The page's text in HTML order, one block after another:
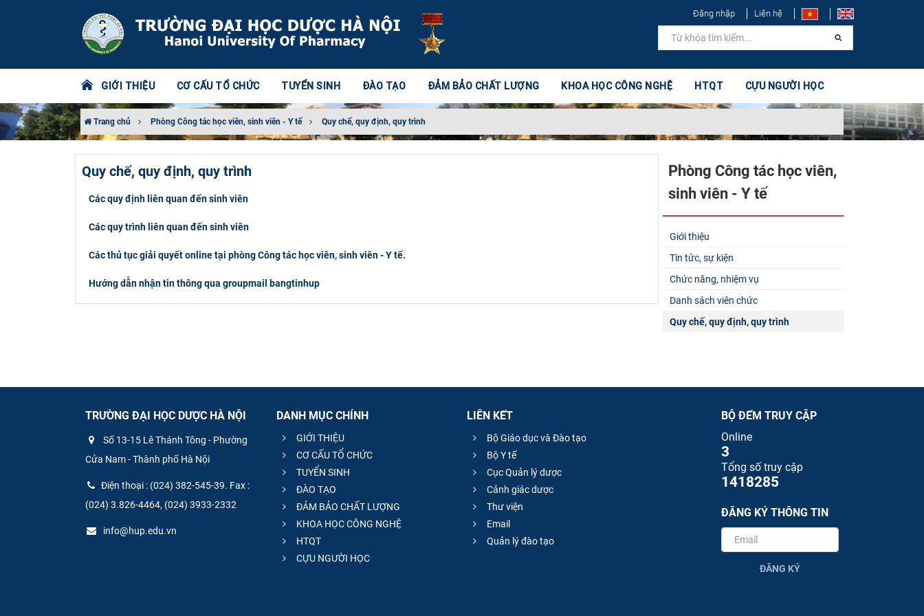
Đăng nhập Liên hệ
GIỚI THIỆU CƠ CẤU TỔ CHỨC TUYỂN SINH ĐÀO TẠO ĐẢM BẢO CHẤT LƯỢNG KHOA HỌC CÔNG NGHỆ HTQT CỰU NGƯỜI HỌC
Trang chủ Phòng Công tác học viên, sinh viên - Y tế Quy chế, quy định, quy trình
Quy chế, quy định, quy trình
Các quy định liên quan đến sinh viên
Các quy trình liên quan đến sinh viên
Các thủ tục giải quyết online tại phòng Công tác học viên, sinh viên - Y tế.
Hướng dẫn nhận tin thông qua groupmail bangtinhup
Phòng Công tác học viên,
sinh viên - Y tế
Giới thiệu
Tin tức, sự kiện
Chức năng, nhiệm vụ
Danh sách viên chức
Quy chế, quy định, quy trình
TRƯỜNG ĐẠI HỌC DƯỢC HÀ NỘI
Số 13-15 Lê Thánh Tông - Phường
Cửa Nam - Thành phố Hà Nội
Điện thoại : (024) 382-545-39. Fax :
(024) 3.826-4464, (024) 3933-2332
info@hup.edu.vn
DANH MỤC CHÍNH
GIỚI THIỆU
CƠ CẤU TỔ CHỨC
TUYỂN SINH
ĐÀO TẠO
ĐẢM BẢO CHẤT LƯỢNG
KHOA HỌC CÔNG NGHỆ
HTQT
CỰU NGƯỜI HỌC
LIÊN KẾT
Bộ Giáo dục và Đào tạo
Bộ Y tế
Cục Quản lý dược
Cảnh giác dược
Thư viện
Email
Quản lý đào tạo
BỘ ĐẾM TRUY CẬP
Online
3
Tổng số truy cập
1418285
ĐĂNG KÝ THÔNG TIN
ĐĂNG KÝ